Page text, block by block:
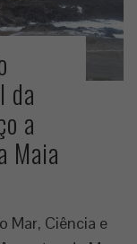
da
a
Maia
Mar, Ciência e